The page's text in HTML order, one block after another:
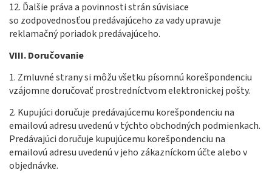
12. Ďalšie práva a povinnosti strán súvisiace
so zodpovednosťou predávajúceho za vady upravuje
reklamačný poriadok predávajúceho.
VIII.Doručovanie
1. Zmluvné strany si môžu všetku písomnú korešpondenciu
vzájomne doručovať prostredníctvom elektronickej pošty.
2. Kupujúci doručuje predávajúcemu korešpondenciu na
emailovú adresu uvedenú v týchto obchodných podmienkach.
Predávajúci doručuje kupujúcemu korešpondenciu na
emailovú adresu uvedenú v jeho zákazníckom účte alebo v
objednávke.